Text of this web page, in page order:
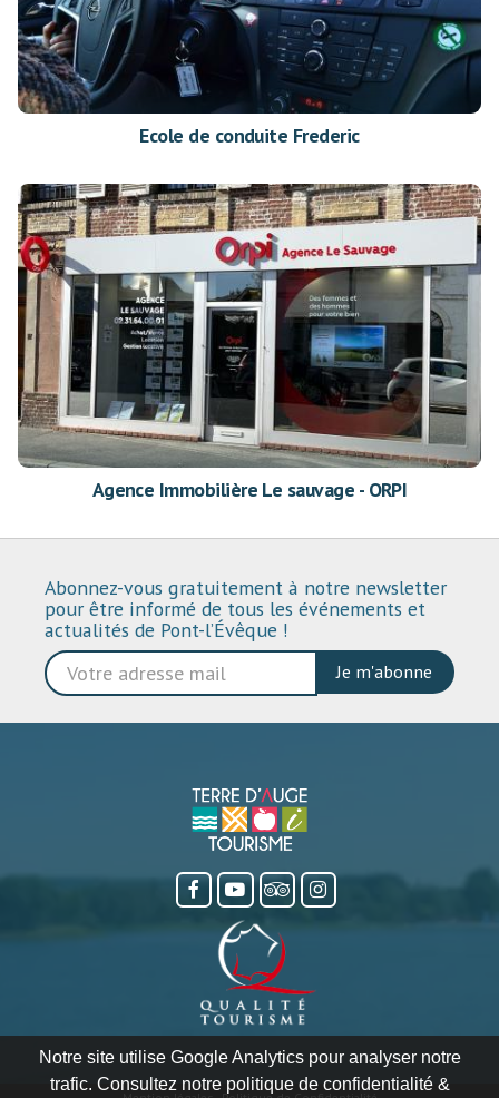
Notre site utilise Google Analytics pour analyser notre
trafic. Consultez notre politique de confidentialité &
Ecole de conduite Frederic
Agence Immobilière Le sauvage - ORPI
Abonnez-vous gratuitement à notre newsletter
pour être informé de tous les événements et
actualités de Pont-l’Évêque !
Je m'abonne